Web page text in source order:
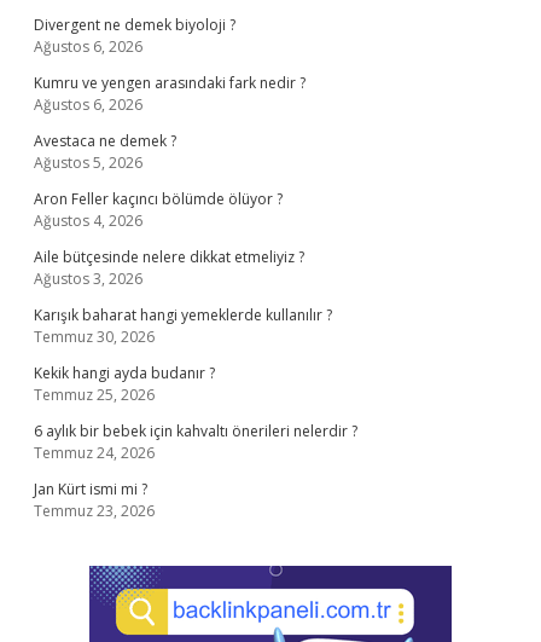
Divergent ne demek biyoloji ?
Ağustos 6, 2026
Kumru ve yengen arasındaki fark nedir ?
Ağustos 6, 2026
Avestaca ne demek ?
Ağustos 5, 2026
Aron Feller kaçıncı bölümde ölüyor ?
Ağustos 4, 2026
Aile bütçesinde nelere dikkat etmeliyiz ?
Ağustos 3, 2026
Karışık baharat hangi yemeklerde kullanılır ?
Temmuz 30, 2026
Kekik hangi ayda budanır ?
Temmuz 25, 2026
6 aylık bir bebek için kahvaltı önerileri nelerdir ?
Temmuz 24, 2026
Jan Kürt ismi mi ?
Temmuz 23, 2026